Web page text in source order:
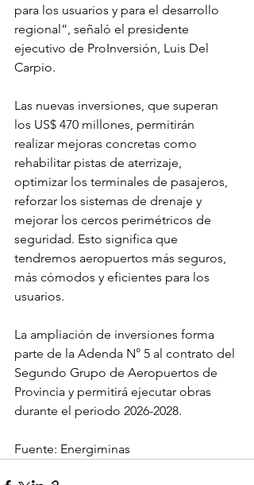
para los usuarios y para el desarrollo
regional”, señaló el presidente
ejecutivo de ProInversión, Luis Del
Carpio.
Las nuevas inversiones, que superan
los US$ 470 millones, permitirán
realizar mejoras concretas como
rehabilitar pistas de aterrizaje,
optimizar los terminales de pasajeros,
reforzar los sistemas de drenaje y
mejorar los cercos perimétricos de
seguridad. Esto significa que
tendremos aeropuertos más seguros,
más cómodos y eficientes para los
usuarios.
La ampliación de inversiones forma
parte de la Adenda N° 5 al contrato del
Segundo Grupo de Aeropuertos de
Provincia y permitirá ejecutar obras
durante el periodo 2026-2028.
Fuente: Energiminas